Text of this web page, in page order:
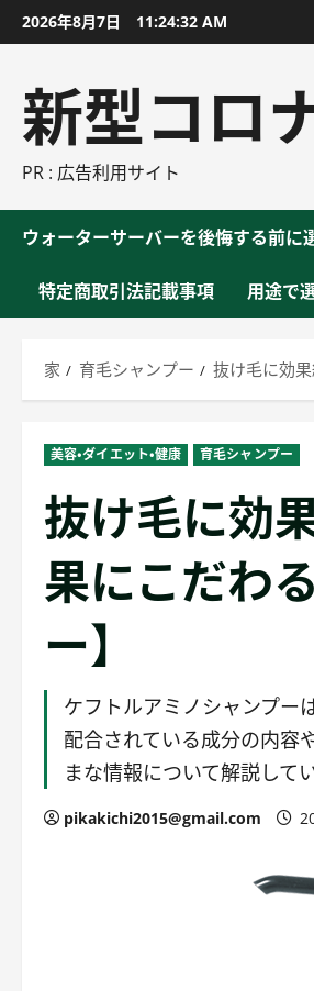
ン
2026年8月7日 11:24:33 AM
新型コロ
PR : 広告利用サイト
ウォーターサーバーを後悔する前に
特定商取引法記載事項 用途で
家 育毛シャンプー 抜け毛に効
美容・ダイエット・健康 育毛シャンプー
抜け毛に効
果にこだわ
ー】
ケフトルアミノシャンプー
配合されている成分の内容
まな情報について解説して
pikakichi2015@gmail.com